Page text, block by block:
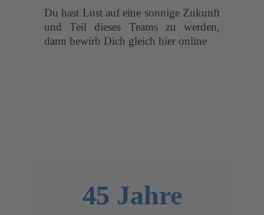
Du hast Lust auf eine sonnige Zukunft
und Teil dieses Teams zu werden,
dann bewirb Dich gleich hier online
45 Jahre